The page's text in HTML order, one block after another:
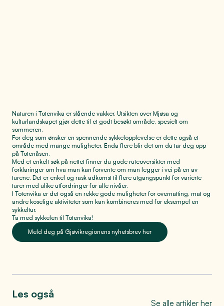
Naturen i Totenvika er slående vakker. Utsikten over Mjøsa og
kulturlandskapet gjør dette til et godt besøkt område, spesielt om
sommeren.
For deg som ønsker en spennende sykkelopplevelse er dette også et
område med mange muligheter. Enda flere blir det om du tar deg opp
på Totenåsen.
Med et enkelt søk på nettet finner du gode ruteoversikter med
forklaringer om hva man kan forvente om man legger i vei på en av
turene. Det er enkel og rask adkomst til flere utgangspunkt for varierte
turer med ulike utfordringer for alle nivåer.
I Totenvika er det også en rekke gode muligheter for overnatting, mat og
andre koselige aktiviteter som kan kombineres med for eksempel en
sykkeltur.
Ta med sykkelen til Totenvika!
Meld deg på Gjøvikregionens nyhetsbrev her
Les også
Se alle artikler her